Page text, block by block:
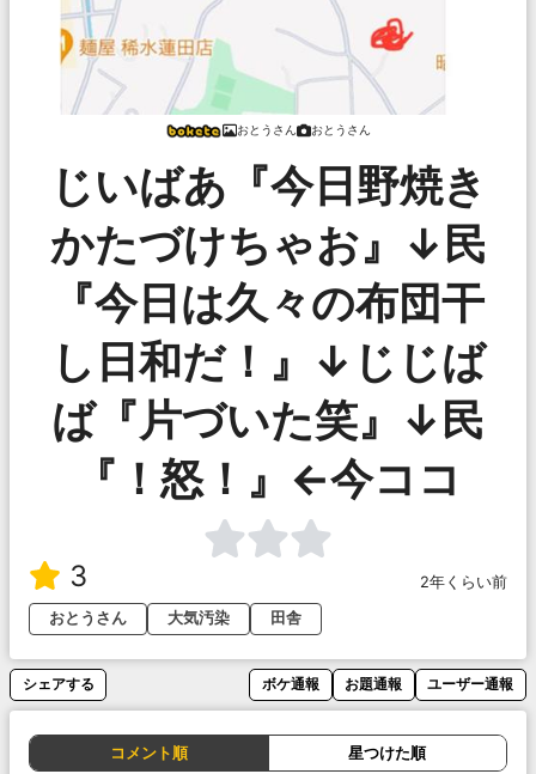
おとうさん おとうさん
じいばあ『今日野焼き
かたづけちゃお』↓民
『今日は久々の布団干
し日和だ！』↓じじば
ば『片づいた笑』↓民
『！怒！』←今ココ
3
2年くらい前
おとうさん
大気汚染 田舎
シェアする ボケ通報 お題通報 ユーザー通報
コメント順 星つけた順